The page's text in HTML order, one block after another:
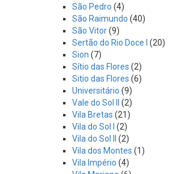
São Pedro (4)
São Raimundo (40)
São Vitor(9)
Sertão do Rio Doce I
(20)
Sion (7)
Sítio das Flores (2)
Sitio das Flores (6)
Universitário (9)
Vale do Sol II
(2)
Vila Bretas (21)
Vila do Sol I
(2)
Vila do Sol II
(2)
Vila dos Montes (1)
Vila Império (4)